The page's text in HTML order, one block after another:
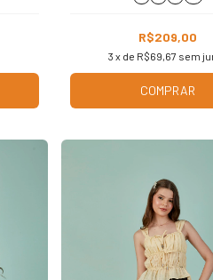
R$209,00
3 x de R$69,67 sem
COMPRAR